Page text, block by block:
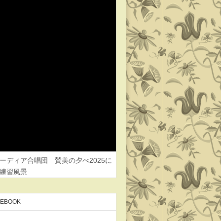
ディア合唱団 賛美の夕べ2025に
習風景